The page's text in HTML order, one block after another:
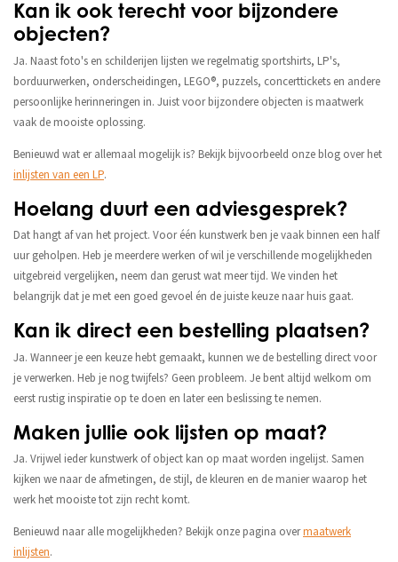
Kan ik ook terecht voor bijzondere
objecten?
Ja. Naast foto's en schilderijen lijsten we regelmatig sportshirts, LP's,
borduurwerken, onderscheidingen, LEGO®, puzzels, concerttickets en andere
persoonlijke herinneringen in. Juist voor bijzondere objecten is maatwerk
vaak de mooiste oplossing.
Benieuwd wat er allemaal mogelijk is? Bekijk bijvoorbeeld onze blog over het
inlijsten van een LP.
Hoelang duurt een adviesgesprek?
Dat hangt af van het project. Voor één kunstwerk ben je vaak binnen een half
uur geholpen. Heb je meerdere werken of wil je verschillende mogelijkheden
uitgebreid vergelijken, neem dan gerust wat meer tijd. We vinden het
belangrijk dat je met een goed gevoel én de juiste keuze naar huis gaat.
Kan ik direct een bestelling plaatsen?
Ja. Wanneer je een keuze hebt gemaakt, kunnen we de bestelling direct voor
je verwerken. Heb je nog twijfels? Geen probleem. Je bent altijd welkom om
eerst rustig inspiratie op te doen en later een beslissing te nemen.
Maken jullie ook lijsten op maat?
Ja. Vrijwel ieder kunstwerk of object kan op maat worden ingelijst. Samen
kijken we naar de afmetingen, de stijl, de kleuren en de manier waarop het
werk het mooiste tot zijn recht komt.
Benieuwd naar alle mogelijkheden? Bekijk onze pagina overmaatwerk
inlijsten.